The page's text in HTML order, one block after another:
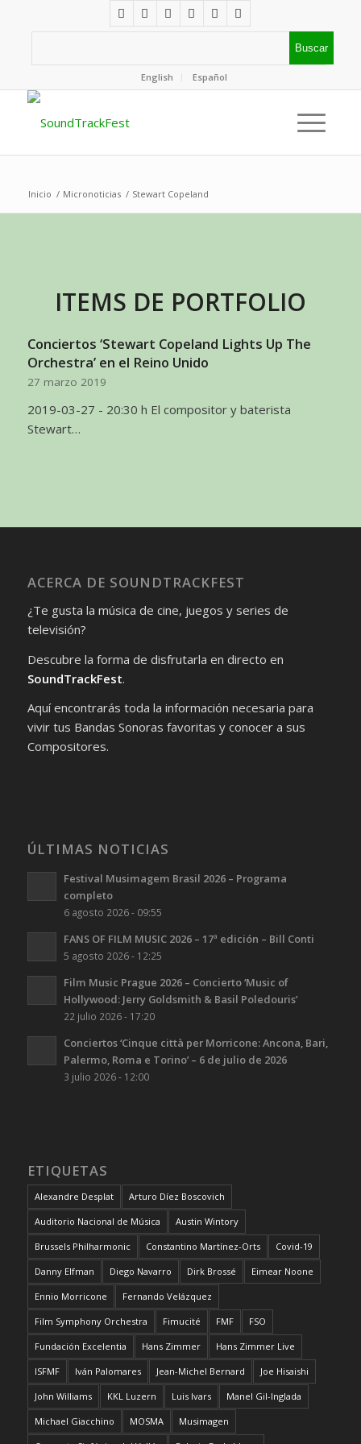
English Español
Inicio / Micronoticias / Stewart Copeland
ITEMS DE PORTFOLIO
Conciertos ‘Stewart Copeland Lights Up The
Orchestra’ en el Reino Unido
27 marzo 2019
2019-03-27 - 20:30 h El compositor y baterista
Stewart…
ACERCA DE SOUNDTRACKFEST
¿Te gusta la música de cine, juegos y series de
televisión?
Descubre la forma de disfrutarla en directo en
SoundTrackFest.
Aquí encontrarás toda la información necesaria para
vivir tus Bandas Sonoras favoritas y conocer a sus
Compositores.
ÚLTIMAS NOTICIAS
Festival Musimagem Brasil 2026 – Programa
completo
6 agosto 2026 - 09:55
FANS OF FILM MUSIC 2026 – 17ª edición – Bill Conti
5 agosto 2026 - 12:25
Film Music Prague 2026 – Concierto ‘Music of
Hollywood: Jerry Goldsmith & Basil Poledouris’
22 julio 2026 - 17:20
Conciertos ‘Cinque città per Morricone: Ancona, Bari,
Palermo, Roma e Torino’ – 6 de julio de 2026
3 julio 2026 - 12:00
ETIQUETAS
Alexandre Desplat Arturo Díez Boscovich
Auditorio Nacional de Música Austin Wintory
Brussels Philharmonic Constantino Martínez-Orts Covid-19
Danny Elfman Diego Navarro Dirk Brossé Eimear Noone
Ennio Morricone Fernando Velázquez
Film Symphony Orchestra Fimucité FMF FSO
Fundación Excelentia Hans Zimmer Hans Zimmer Live
ISFMF Iván Palomares Jean-Michel Bernard Joe Hisaishi
John Williams KKL Luzern Luis Ivars Manel Gil-Inglada
Michael Giacchino MOSMA Musimagen